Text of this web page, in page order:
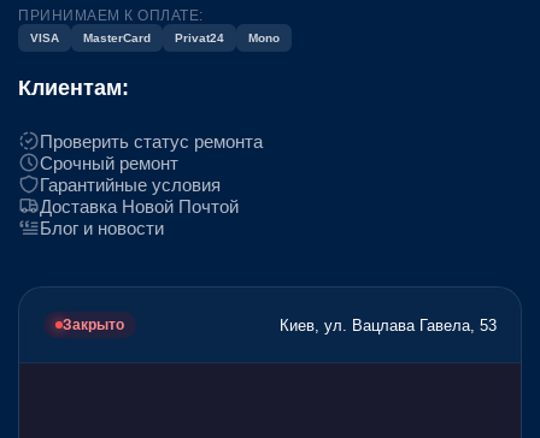
ПРИНИМАЕМ К ОПЛАТЕ:
VISA MasterCard Privat24 Mono
Клиентам:
Проверить статус ремонта
Срочный ремонт
Гарантийные условия
Доставка Новой Почтой
Блог и новости
Закрыто Киев, ул. Вацлава Гавела, 53